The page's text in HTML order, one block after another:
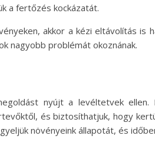
a fertőzés kockázatát.
akkor a kézi eltávolítás
nagyobb problémát okoznának.
nyújt a levéltetvek
és biztosíthatjuk, hogy
növényeink állapotát, és